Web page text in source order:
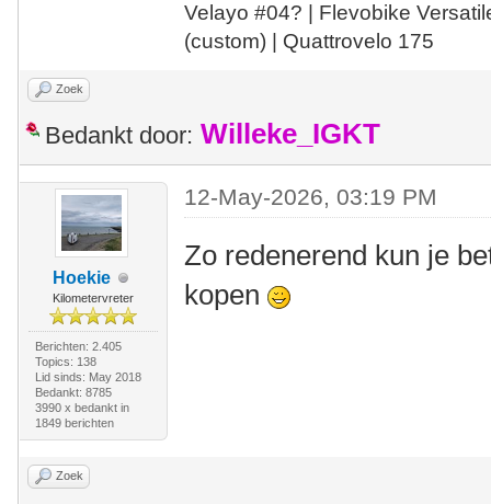
Velayo #04? | Flevobike
(custom) | Quattrovelo 175
Zoek
Bedankt door: Willeke_IGKT
Hoekie
Kilometervreter
Berichten: 2.405
Topics: 138
Lid sinds: May 2018
Bedankt: 8785
3990 x bedankt in
1849 berichten
12-May-2026, 03:19 PM
Zo redenerend kun je
kopen
Zoek